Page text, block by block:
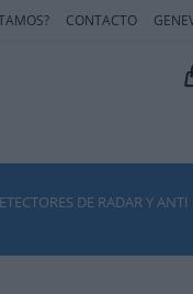
CONTACTO
DE RADAR Y ANTI